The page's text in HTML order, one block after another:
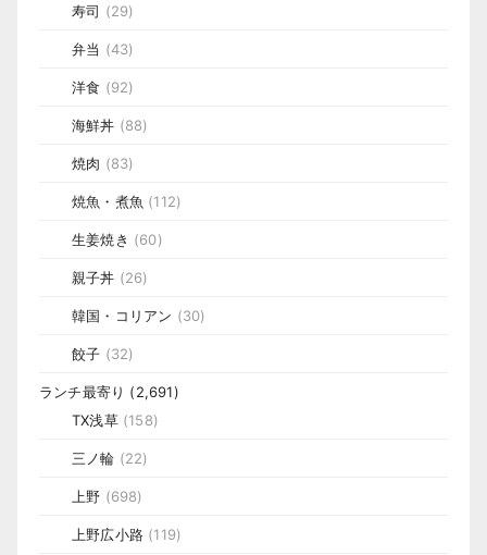
寿司 (29)
弁当 (43)
洋食 (92)
海鮮丼 (88)
焼肉 (83)
焼魚・煮魚 (112)
生姜焼き (60)
親子丼 (26)
韓国・コリアン (30)
餃子 (32)
ランチ最寄り (2,691)
TX浅草(158)
三ノ輪 (22)
上野 (698)
上野広小路 (119)